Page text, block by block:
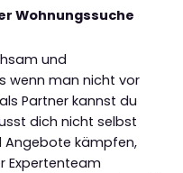
Wohnungssuche
und
wenn man nicht vor
Partner kannst du
dich nicht selbst
Angebote kämpfen,
Expertenteam